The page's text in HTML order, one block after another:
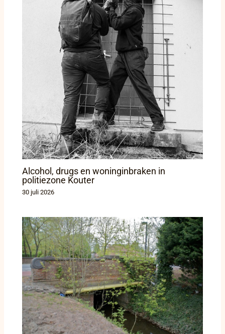
Alcohol, drugs en woninginbraken in
politiezone Kouter
30 juli 2026